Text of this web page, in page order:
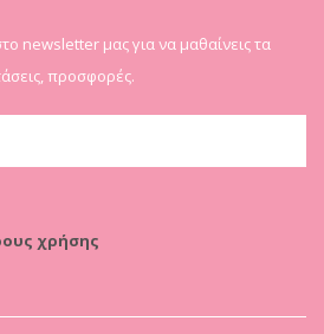
newsletter μας για να μαθαίνεις τα
προσφορές.
χρήσης